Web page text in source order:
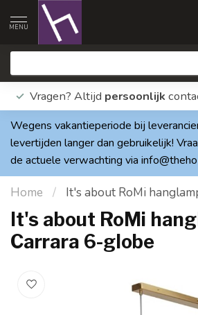
MENU
Vragen? Altijd persoonlijk
Wegens vakantieperiode bij
levertijden langer dan gebruikelijk!
de actuele verwachting via
Home / It's about RoMi
It's about RoMi
Carrara 6-globe